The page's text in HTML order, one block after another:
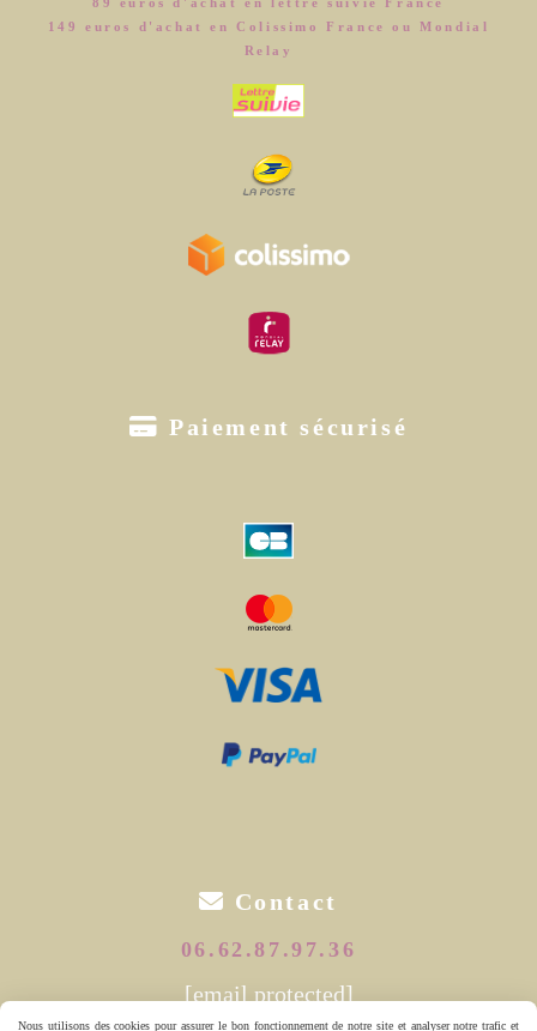
149 euros d'achat en Colissimo France ou Mondial
Relay
 Paiement sécurisé
 Contact
06.62.87.97.36
[email protected]
Nous utilisons des cookies pour assurer le bon fonctionnement de notre site et analyser notre trafic et